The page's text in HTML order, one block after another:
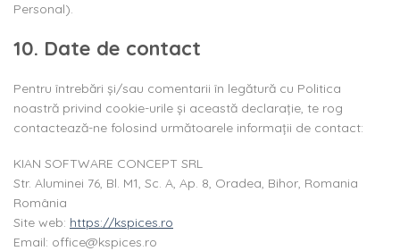
Personal).
10. Date de contact
Pentru întrebări și/sau comentarii în legătură cu Politica
noastră privind cookie-urile și această declarație, te rog
contactează-ne folosind următoarele informații de contact:
KIAN SOFTWARE CONCEPT SRL
Str. Aluminei 76, Bl. M1, Sc. A, Ap. 8, Oradea, Bihor, Romania
România
Site web: https://kspices.ro
Email: office@kspices.ro